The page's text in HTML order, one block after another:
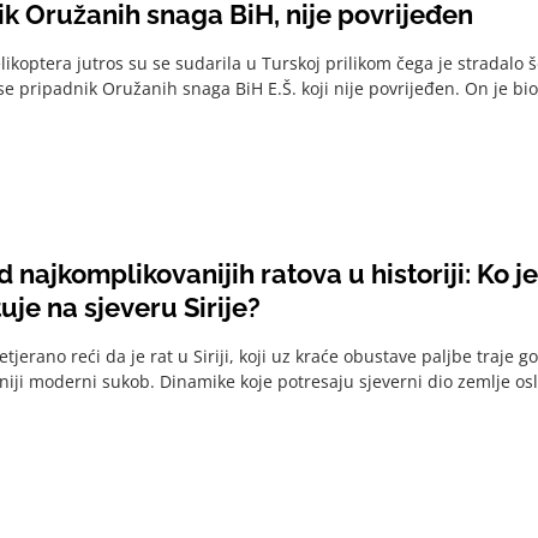
Oružanih snaga BiH, nije povrijeđen
jutros su se sudarila u Turskoj prilikom čega je stradalo
pripadnik Oružanih snaga BiH E.Š. koji nije povrijeđen. On je
najkomplikovanijih ratova u historiji: Ko
na sjeveru Sirije?
reći da je rat u Siriji, koji uz kraće obustave paljbe traje
moderni sukob. Dinamike koje potresaju sjeverni dio zemlje